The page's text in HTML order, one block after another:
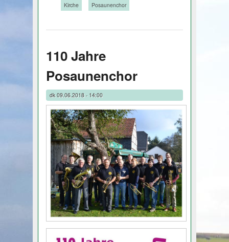
Kirche Posaunenchor
110 Jahre
Posaunenchor
dk09.06.2018 - 14:00